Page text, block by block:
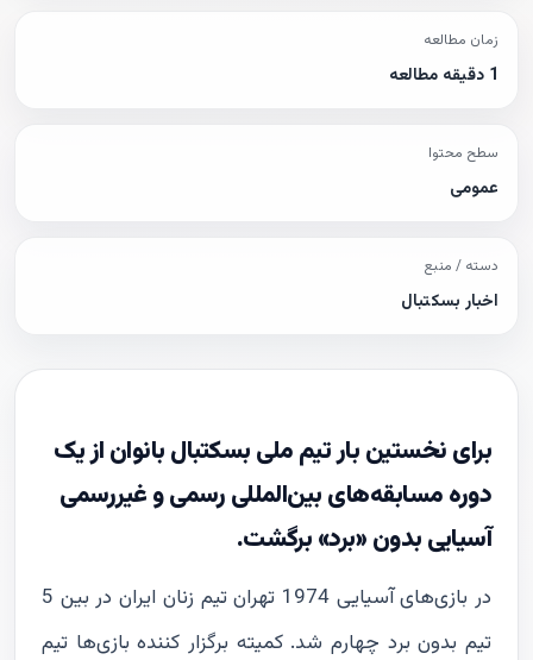
زمان مطالعه
1 دقیقه مطالعه
سطح محتوا
عمومی
دسته / منبع
اخبار بسکتبال
برای نخستین بار تیم ملی بسکتبال بانوان از یک
دوره مسابقه‌های بین‌المللی رسمی و غیررسمی
آسيايى بدون «برد» برگشت.
در بازی‌های آسیایی 1974 تهران تیم زنان ایران در بین 5
تیم بدون برد چهارم شد. کمیته برگزار کننده بازی‌ها تیم